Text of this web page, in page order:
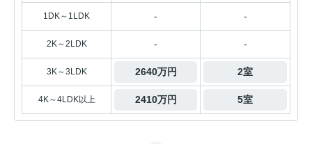
1DK～1LDK - -
2K～2LDK - -
3K～3LDK 2640万円 2室
4K～4LDK以上 2410万円 5室